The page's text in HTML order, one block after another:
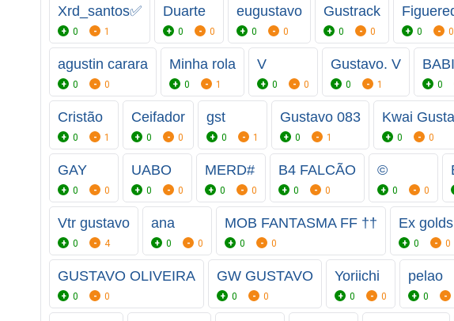
Xrd_santos✅
0 1
Duarte
0 0
eugustavo
0 0
Gustrack
0 0 0 0
agustin carara
0 0
Minha rola
0 1
V
0 0
Gustavo. V
0 1
BABI
0
Cristão
0 1
Ceifador
0 0
gst
0 1
Gustavo 083
0 1
Kwai
0 0
GAY
0 0
UABO
0 0
MERD#
0 0
B4 FALCÃO
0 0
©
0 0
Vtr gustavo
0 4
ana
0 0
MOB FANTASMA FF ††
0 0
Ex golds
0 0
GUSTAVO OLIVEIRA
0 0
GW GUSTAVO
0 0
Yoriichi
0 0
pelao
0